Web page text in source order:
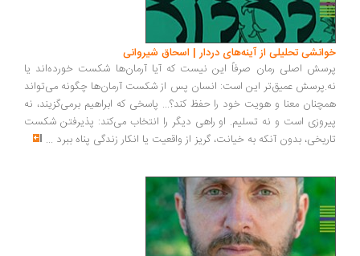
تحلیلی از آینه‌های دردار | اسحاق شیروانی
اصلی رمان صرفاً این نیست که آیا آرمان‌ها شکست خورده‌اند یا
عمیق‌تر این است: انسان پس از شکست آرمان‌ها چگونه می‌تواند
معنا و هویت خود را حفظ کند؟... پاسخی که ابراهیم برمی‌گزیند، نه
است و نه تسلیم. او راهی دیگر را انتخاب می‌کند: پذیرفتن شکست
بدون آنکه به خیانت، گریز از واقعیت یا انکار زندگی پناه ببرد...